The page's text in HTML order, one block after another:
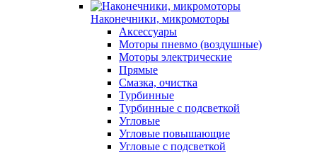
Наконечники, микромоторы
Аксессуары
Моторы пневмо (воздушные)
Моторы электрические
Прямые
Смазка, очистка
Турбинные
Турбинные с подсветкой
Угловые
Угловые повышающие
Угловые с подсветкой